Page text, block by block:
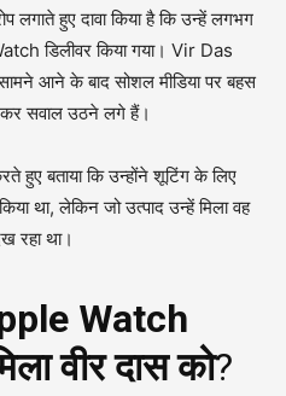
लगाते हुए दावा किया है कि उन्हें लगभग
डिलीवर किया गया। Vir Das
आने के बाद सोशल मीडिया पर बहस
सवाल उठने लगे हैं।
हुए बताया कि उन्होंने शूटिंग के लिए
था, लेकिन जो उत्पाद उन्हें मिला वह
रहा था।
Watch
वीर दास को?